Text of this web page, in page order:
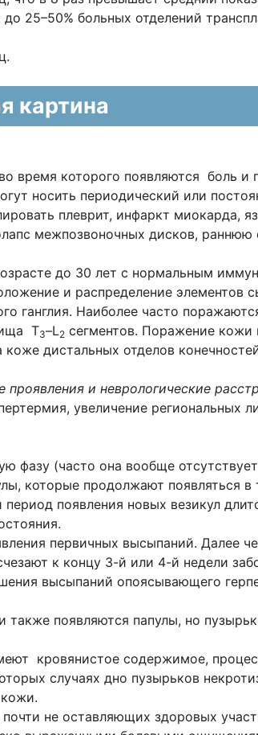
25–50% больных отделений
картина
время которого появляются боль и
носить периодический или
плеврит, инфаркт миокарда,
межпозвоночных дисков,
до 30 лет с нормальным
и распределение элементов
ганглия. Наиболее часто
Т3–L2 сегментов. Поражение кожи
дистальных отделов
проявления и неврологические
увеличение региональных
(часто она вообще
которые продолжают появляться в
появления новых везикул
первичных высыпаний. Далее
к концу 3-й или 4-й недели
высыпаний опоясывающего
также появляются папулы, но
кровянистое содержимое,
случаях дно пузырьков
не оставляющих здоровых